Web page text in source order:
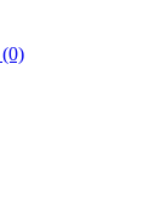
(0)